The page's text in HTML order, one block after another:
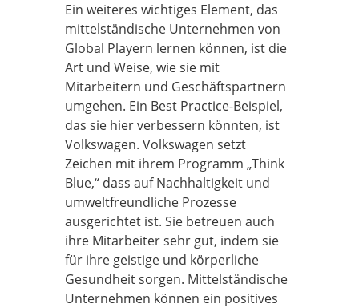
Ein weiteres wichtiges Element, das
mittelständische Unternehmen von
Global Playern lernen können, ist die
Art und Weise, wie sie mit
Mitarbeitern und Geschäftspartnern
umgehen. Ein Best Practice-Beispiel,
das sie hier verbessern könnten, ist
Volkswagen. Volkswagen setzt
Zeichen mit ihrem Programm „Think
Blue,“ dass auf Nachhaltigkeit und
umweltfreundliche Prozesse
ausgerichtet ist. Sie betreuen auch
ihre Mitarbeiter sehr gut, indem sie
für ihre geistige und körperliche
Gesundheit sorgen. Mittelständische
Unternehmen können ein positives